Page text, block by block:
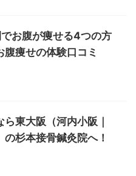
お腹が痩せる4つの方
腹痩せの体験口コミ
東大阪（河内小阪｜
杉本接骨鍼灸院へ！